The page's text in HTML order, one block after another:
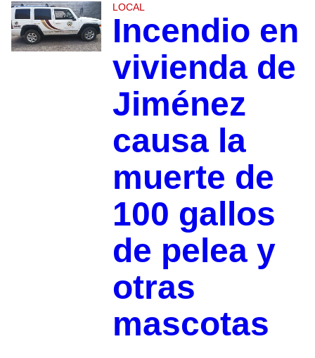
LOCAL
Incendio en
vivienda de
Jiménez
causa la
muerte de
100 gallos
de pelea y
otras
mascotas